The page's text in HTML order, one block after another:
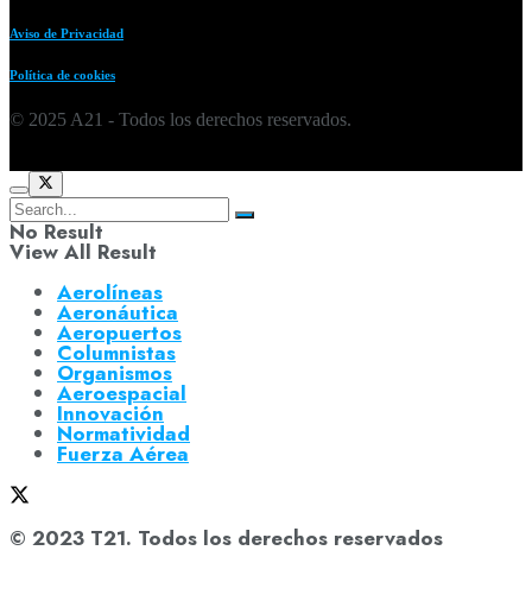
Aviso de Privacidad
Política de cookies
© 2025 A21 - Todos los derechos reservados.
No Result
View All Result
Aerolíneas
Aeronáutica
Aeropuertos
Columnistas
Organismos
Aeroespacial
Innovación
Normatividad
Fuerza Aérea
© 2023 T21. Todos los derechos reservados